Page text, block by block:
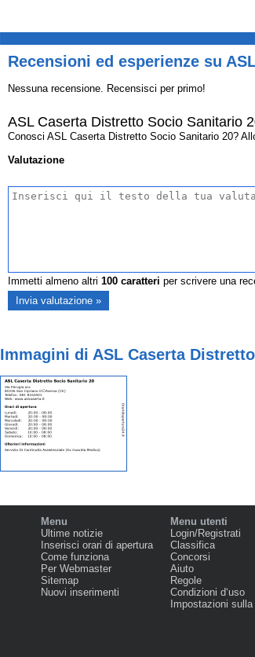
Recensioni ed esperienze su
Nessuna recensione. Recensisci per primo!
ASL Caserta Distretto Socio Sanitario
Conosci ASL Caserta Distretto Socio Sanitario 20?
Valutazione
Immetti almeno altri 100caratteri per scrivere una
Immagini di ASL Caserta
Menu
Ultime notizie
Inserisci orari di apertura
Come funziona
Per Webmaster
Sitemap
Nuovi inserimenti
Menu utenti
Login/Registrati
Classifica
Concorsi
Aiuto
Regole
Condizioni d‘uso
Impostazioni